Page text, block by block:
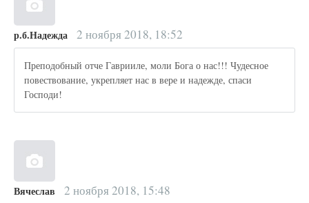
р.б.Надежда 2 ноября 2018, 18:52
Преподобный отче Гаврииле, моли Бога о нас!!! Чудесное
повествование, укрепляет нас в вере и надежде, спаси
Господи!
Вячеслав 2 ноября 2018, 15:48